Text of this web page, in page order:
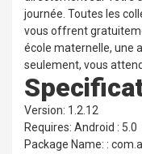
journée. Toutes les
vous offrent
école maternelle, une
seulement, vous
Version: 1.2.12
Requires: Android : 5.0
Package Name: :